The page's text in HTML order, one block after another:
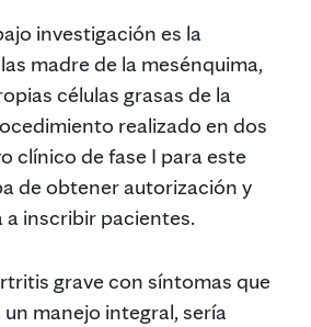
investigación es la
madre de la mesénquima,
células grasas de la
realizado en dos
clínico de fase I para este
de obtener autorización y
inscribir pacientes.
grave con síntomas que
manejo integral, sería